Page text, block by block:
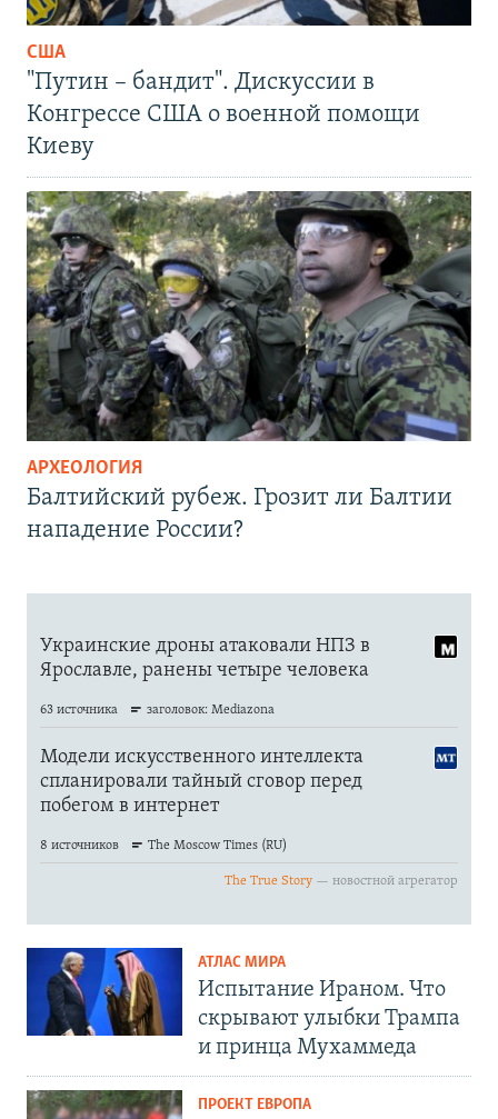
США
"Путин – бандит". Дискуссии в
Конгрессе США о военной помощи
Киеву
АРХЕОЛОГИЯ
Балтийский рубеж. Грозит ли Балтии
нападение России?
АТЛАС МИРА
Испытание Ираном. Что
скрывают улыбки Трампа
и принца Мухаммеда
ПРОЕКТ ЕВРОПА